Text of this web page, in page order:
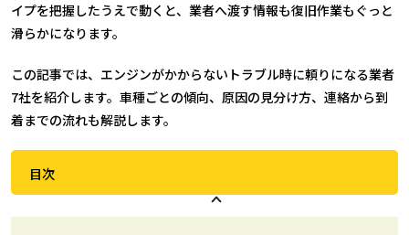
イプを把握したうえで動くと、業者へ渡す情報も復旧作業もぐっと
滑らかになります。
この記事では、エンジンがかからないトラブル時に頼りになる業者
7社を紹介します。車種ごとの傾向、原因の見分け方、連絡から到
着までの流れも解説します。
目次